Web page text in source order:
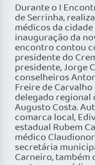
Durante o I
de Serrinha,
médicos da
inauguração da
encontro contou
presidente do
presidente, Jorge
conselheiros
Freire de Carvalho
delegado regional
Augusto Costa.
comarca local,
estadual Rubem
médico
secretária
Carneiro, também